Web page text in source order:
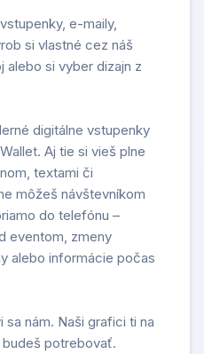
e-maily,
si vlastné cez náš
alebo si vyber dizajn z
digitálne vstupenky
Aj tie si vieš plne
textami či
môžeš návštevníkom
do telefónu –
eventom, zmeny
alebo informácie počas
nám. Naši grafici ti na
potrebovať.